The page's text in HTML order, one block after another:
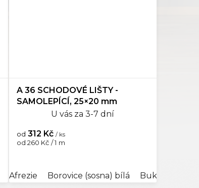
Dub jantar (bursztynowy) Dub malaga
Dub chateau Dub kouřový Dub prestiž
A 36 SCHODOVÉ LIŠTY -
SAMOLEPÍCÍ, 25×20 mm
U vás za 3-7 dní
od 312 Kč / ks
Měrná
od 260 Kč / 1 m
Afrezie Borovice (sosna) bílá Buk